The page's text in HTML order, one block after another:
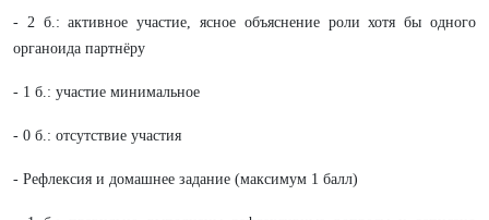
- 2 б.: активное участие, ясное объяснение роли хотя бы одного
органоида партнёру
- 1 б.: участие минимальное
- 0 б.: отсутствие участия
- Рефлексия и домашнее задание (максимум 1 балл)